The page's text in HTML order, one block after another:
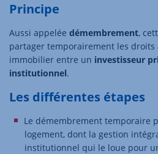
Principe
Aussi appelée démembrement,
partager temporairement les droits
immobilier entre un investisseur
institutionnel.
Les différentes étapes
Le démembrement temporaire
logement, dont la gestion
institutionnel qui le loue pour